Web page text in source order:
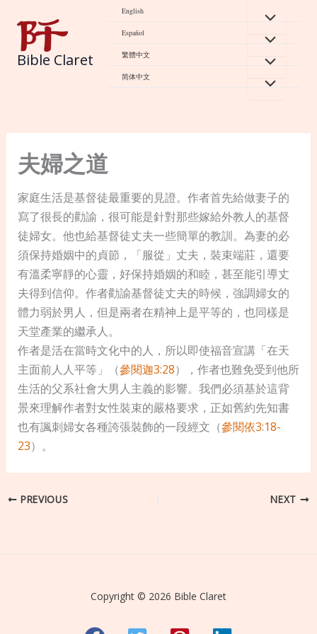
content
Bible Claret
English
Español
繁體中文
简体中文
夫婦之道
家庭生活是基督徒最重要的見證。作者首先給做妻子的
寫了很長的勸諭，很可能是針對那些嫁給外教人的基督
徒婦女。他也給基督徒丈夫一些簡單的教訓。為妻的必
須保持婚姻中的貞節，「服從」丈夫，裝束端莊，還要
有溫柔寧靜的心靈，好保持婚姻的和睦，甚至能引導丈
夫得到信仰。作者勸諭基督徒丈夫的時候，強調婦女的
體力弱於男人，但是兩者在精神上是平等的，也同樣是
天堂產業的繼承人。
作者是活在當時文化中的人，所以即使福音宣講「在天
主面前人人平等」（參閱迦3:28），作者也難免受到他所
生活的父系社會大男人主義的影響。我們必須基於這背
景來理解作者對女性裝束的嚴格要求，正如舊約先知書
也有諷刺婦女各種誇張裝飾的一段經文（參閱依3:18-
23）。
PREVIOUS NEXT
Copyright © 2026 Bible Claret